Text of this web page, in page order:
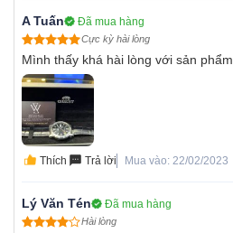
A Tuấn Đã mua hàng
Cực kỳ hài lòng
Mình thấy khá hài lòng với sản phẩm
Thích Trả lời Mua vào: 22/02/2023
Lý Văn Tén Đã mua hàng
Hài lòng